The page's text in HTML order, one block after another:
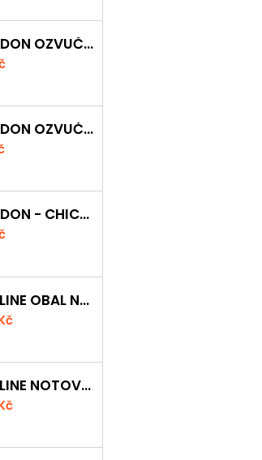
GOLDON OZVUČNÁ DŘÍVKA 18 X 200MM
GOLDON OZVUČNÁ DŘÍVKA 15 X 150MM
GOLDON - CHICKEN SHAKER
PROLINE OBAL NA AKUSTICKOU KYTARU S 5 MM POLSTROVÁNÍM
PROLINE NOTOVÝ PULT ODLEHČENÝ